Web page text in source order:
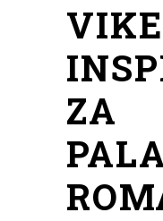
ZA